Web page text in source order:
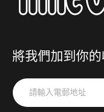
將我們加到你的
請
輸